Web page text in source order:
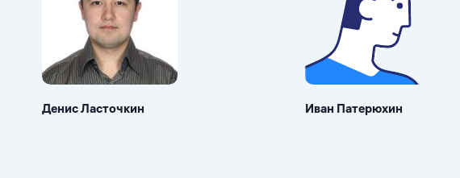
Денис Ласточкин Иван Патерюхин